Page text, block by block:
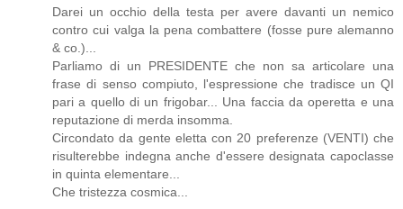
Darei un occhio della testa per avere davanti un nemico
contro cui valga la pena combattere (fosse pure alemanno
& co.)...
Parliamo di un PRESIDENTE che non sa articolare una
frase di senso compiuto, l'espressione che tradisce un QI
pari a quello di un frigobar... Una faccia da operetta e una
reputazione di merda insomma.
Circondato da gente eletta con 20 preferenze (VENTI) che
risulterebbe indegna anche d'essere designata capoclasse
in quinta elementare...
Che tristezza cosmica...